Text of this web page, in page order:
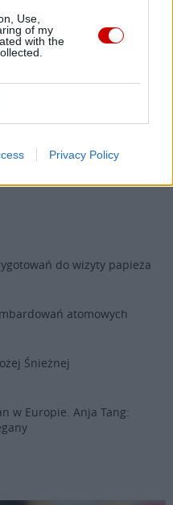
Use,
of my
with the
Privacy Policy
JUDAIZM
do wizyty papieża
atomowych
Śnieżnej
w Europie. Anja Tang: